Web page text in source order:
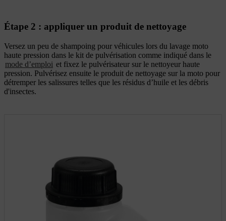
Étape 2 : appliquer un produit de nettoyage
Versez un peu de shampoing pour véhicules lors du lavage moto
haute pression dans le kit de pulvérisation comme indiqué dans le
mode d’emploi et fixez le pulvérisateur sur le nettoyeur haute
pression. Pulvérisez ensuite le produit de nettoyage sur la moto pour
détremper les salissures telles que les résidus d’huile et les débris
d'insectes.